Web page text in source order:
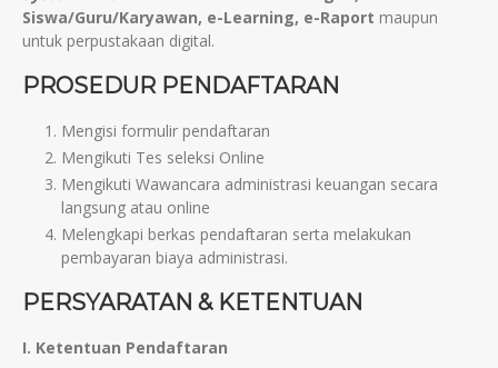
Siswa/Guru/Karyawan, e-Learning, e-Raport maupun
untuk perpustakaan digital.
PROSEDUR PENDAFTARAN
Mengisi formulir pendaftaran
Mengikuti Tes seleksi Online
Mengikuti Wawancara administrasi keuangan secara
langsung atau online
Melengkapi berkas pendaftaran serta melakukan
pembayaran biaya administrasi.
PERSYARATAN & KETENTUAN
I. Ketentuan Pendaftaran